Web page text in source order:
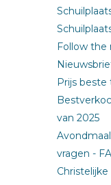
Follow the
Prijs
van 2025
vragen -